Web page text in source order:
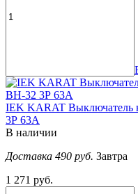
IEK KARAT Выключатель
3Р 63А
В наличии
Доставка 490 руб. Завтра
1 271 руб.